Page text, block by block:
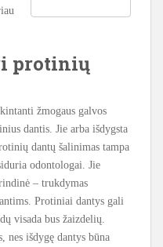
protinių
žmogaus galvos
dantis. Jie arba išdygsta
dantų šalinimas tampa
odontologai. Jie
– trukdymas
Protiniai dantys gali
visada bus žaizdelių.
nes išdygę dantys būna